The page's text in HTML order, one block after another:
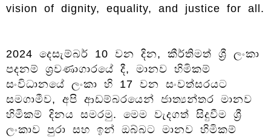
vision of dignity, equality, and justice for all.
2024 දෙසැම්බර් 10 වන දින, කීර්තිමත් ශ්‍රී ලංකා
පදනම් ශ්‍රවණාගාරයේ දී, මානව හිමිකම්
සංවිධානයේ ලංකා හි 17 වන සංවත්සරයට
සමගාමීව, අපි ආඩම්බරයෙන් ජාත්‍යන්තර මානව
හිමිකම් දිනය සමරමු. මෙම වැදගත් සිදුවීම ශ්‍රී
ලංකාව පුරා සහ ඉන් ඔබ්බට මානව හිමිකම්